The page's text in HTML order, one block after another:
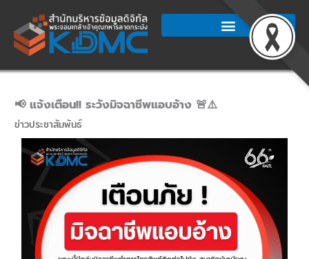
content
📢 แจ้งเตือน!! ระวังมิจฉาชีพแอบอ้าง 🚨⚠️
ข่าวประชาสัมพันธ์